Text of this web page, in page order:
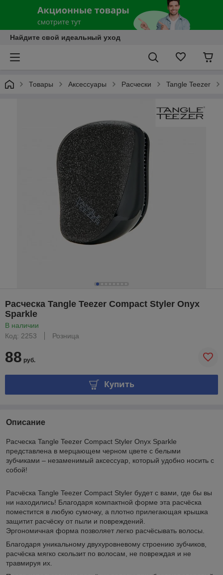
Найдите свой идеальный уход
Товары Аксессуары Расчески Tangle Teezer
Расческа Tangle Teezer Compact Styler Onyx
Sparkle
В наличии
Код: 2253
Розница
88 руб.
Купить
Описание
Расческа Tangle Teezer Compact Styler Onyx Sparkle
представлена в мерцающем черном цвете с белыми
зубчиками – незаменимый аксессуар, который удобно носить с
собой!
Расчёска Tangle Teezer Compact Styler будет с вами, где бы вы
ни находились! Благодаря компактной форме эта расчёска
поместится в любую сумочку, а плотно прилегающая крышка
защитит расчёску от пыли и повреждений.
Эргономичная форма позволяет легко расчёсывать волосы.
Благодаря уникальному двухуровневому строению зубчиков,
расчёска мягко скользит по волосам, не повреждая и не
травмируя их.